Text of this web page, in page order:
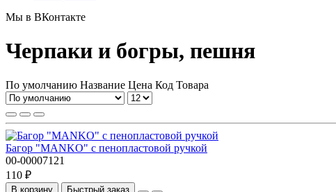
Мы в ВКонтакте
Черпаки и богры, пешня
По умолчанию Название Цена Код Товара
Багор "MANKO" с пенопластовой ручкой
00-00007121
110 ₽
В корзину Быстрый заказ